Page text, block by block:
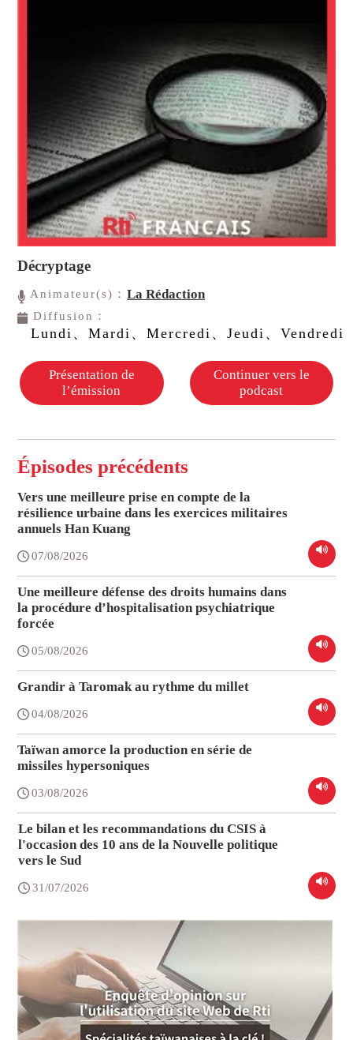
Décryptage
Animateur(s)：La Rédaction
Diffusion：
Lundi、Mardi、Mercredi、Jeudi、Vendredi
Présentation de
l’émission
Continuer vers le
podcast
Épisodes précédents
Vers une meilleure prise en compte de la
résilience urbaine dans les exercices militaires
annuels Han Kuang
07/08/2026
Une meilleure défense des droits humains dans
la procédure d’hospitalisation psychiatrique
forcée
05/08/2026
Grandir à Taromak au rythme du millet
04/08/2026
Taïwan amorce la production en série de
missiles hypersoniques
03/08/2026
Le bilan et les recommandations du CSIS à
l'occasion des 10 ans de la Nouvelle politique
vers le Sud
31/07/2026